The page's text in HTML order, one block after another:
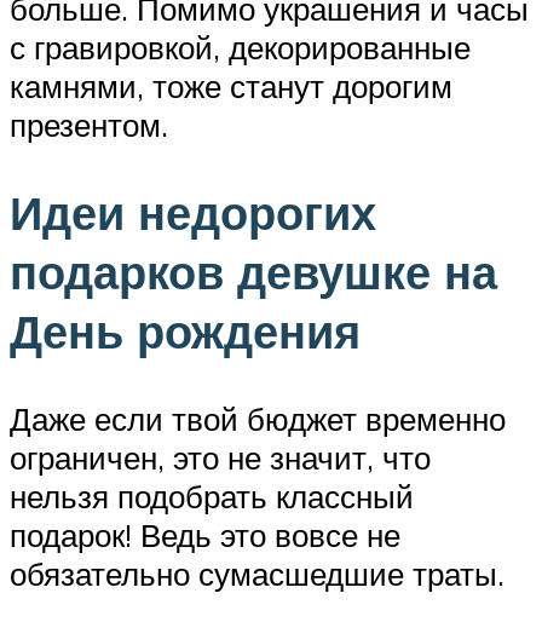
больше. Помимо украшения и часы
с гравировкой, декорированные
камнями, тоже станут дорогим
презентом.
Идеи недорогих
подарков девушке на
День рождения
Даже если твой бюджет временно
ограничен, это не значит, что
нельзя подобрать классный
подарок! Ведь это вовсе не
обязательно сумасшедшие траты.